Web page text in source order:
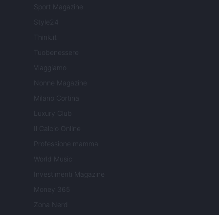
Sport Magazine
Style24
Think.it
Tuobenessere
Viaggiamo
Nonne Magazine
Milano Cortina
Luxury Club
Il Calcio Online
Professione mamma
World Music
Investimenti Magazine
Money 365
Zona Nerd